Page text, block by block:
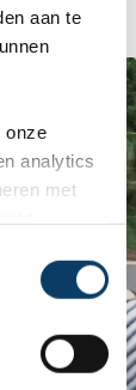
aan te
onze
analytics
met
meerijden!